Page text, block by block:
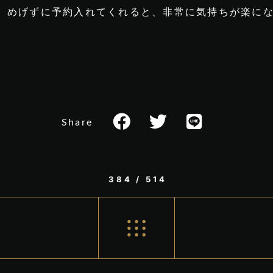
めげずに予約入れてくれると、非常に気持ちが楽に
Share
384 / 514